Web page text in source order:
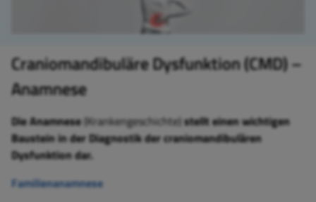
Craniomandibuläre Dysfunktion (CMD) –
Anamnese
Die Anamnese(Krankengeschichte)stellt einen wichtigen
Baustein in der Diagnostik der craniomandibulären
Dysfunktion dar.
Familienanamnese